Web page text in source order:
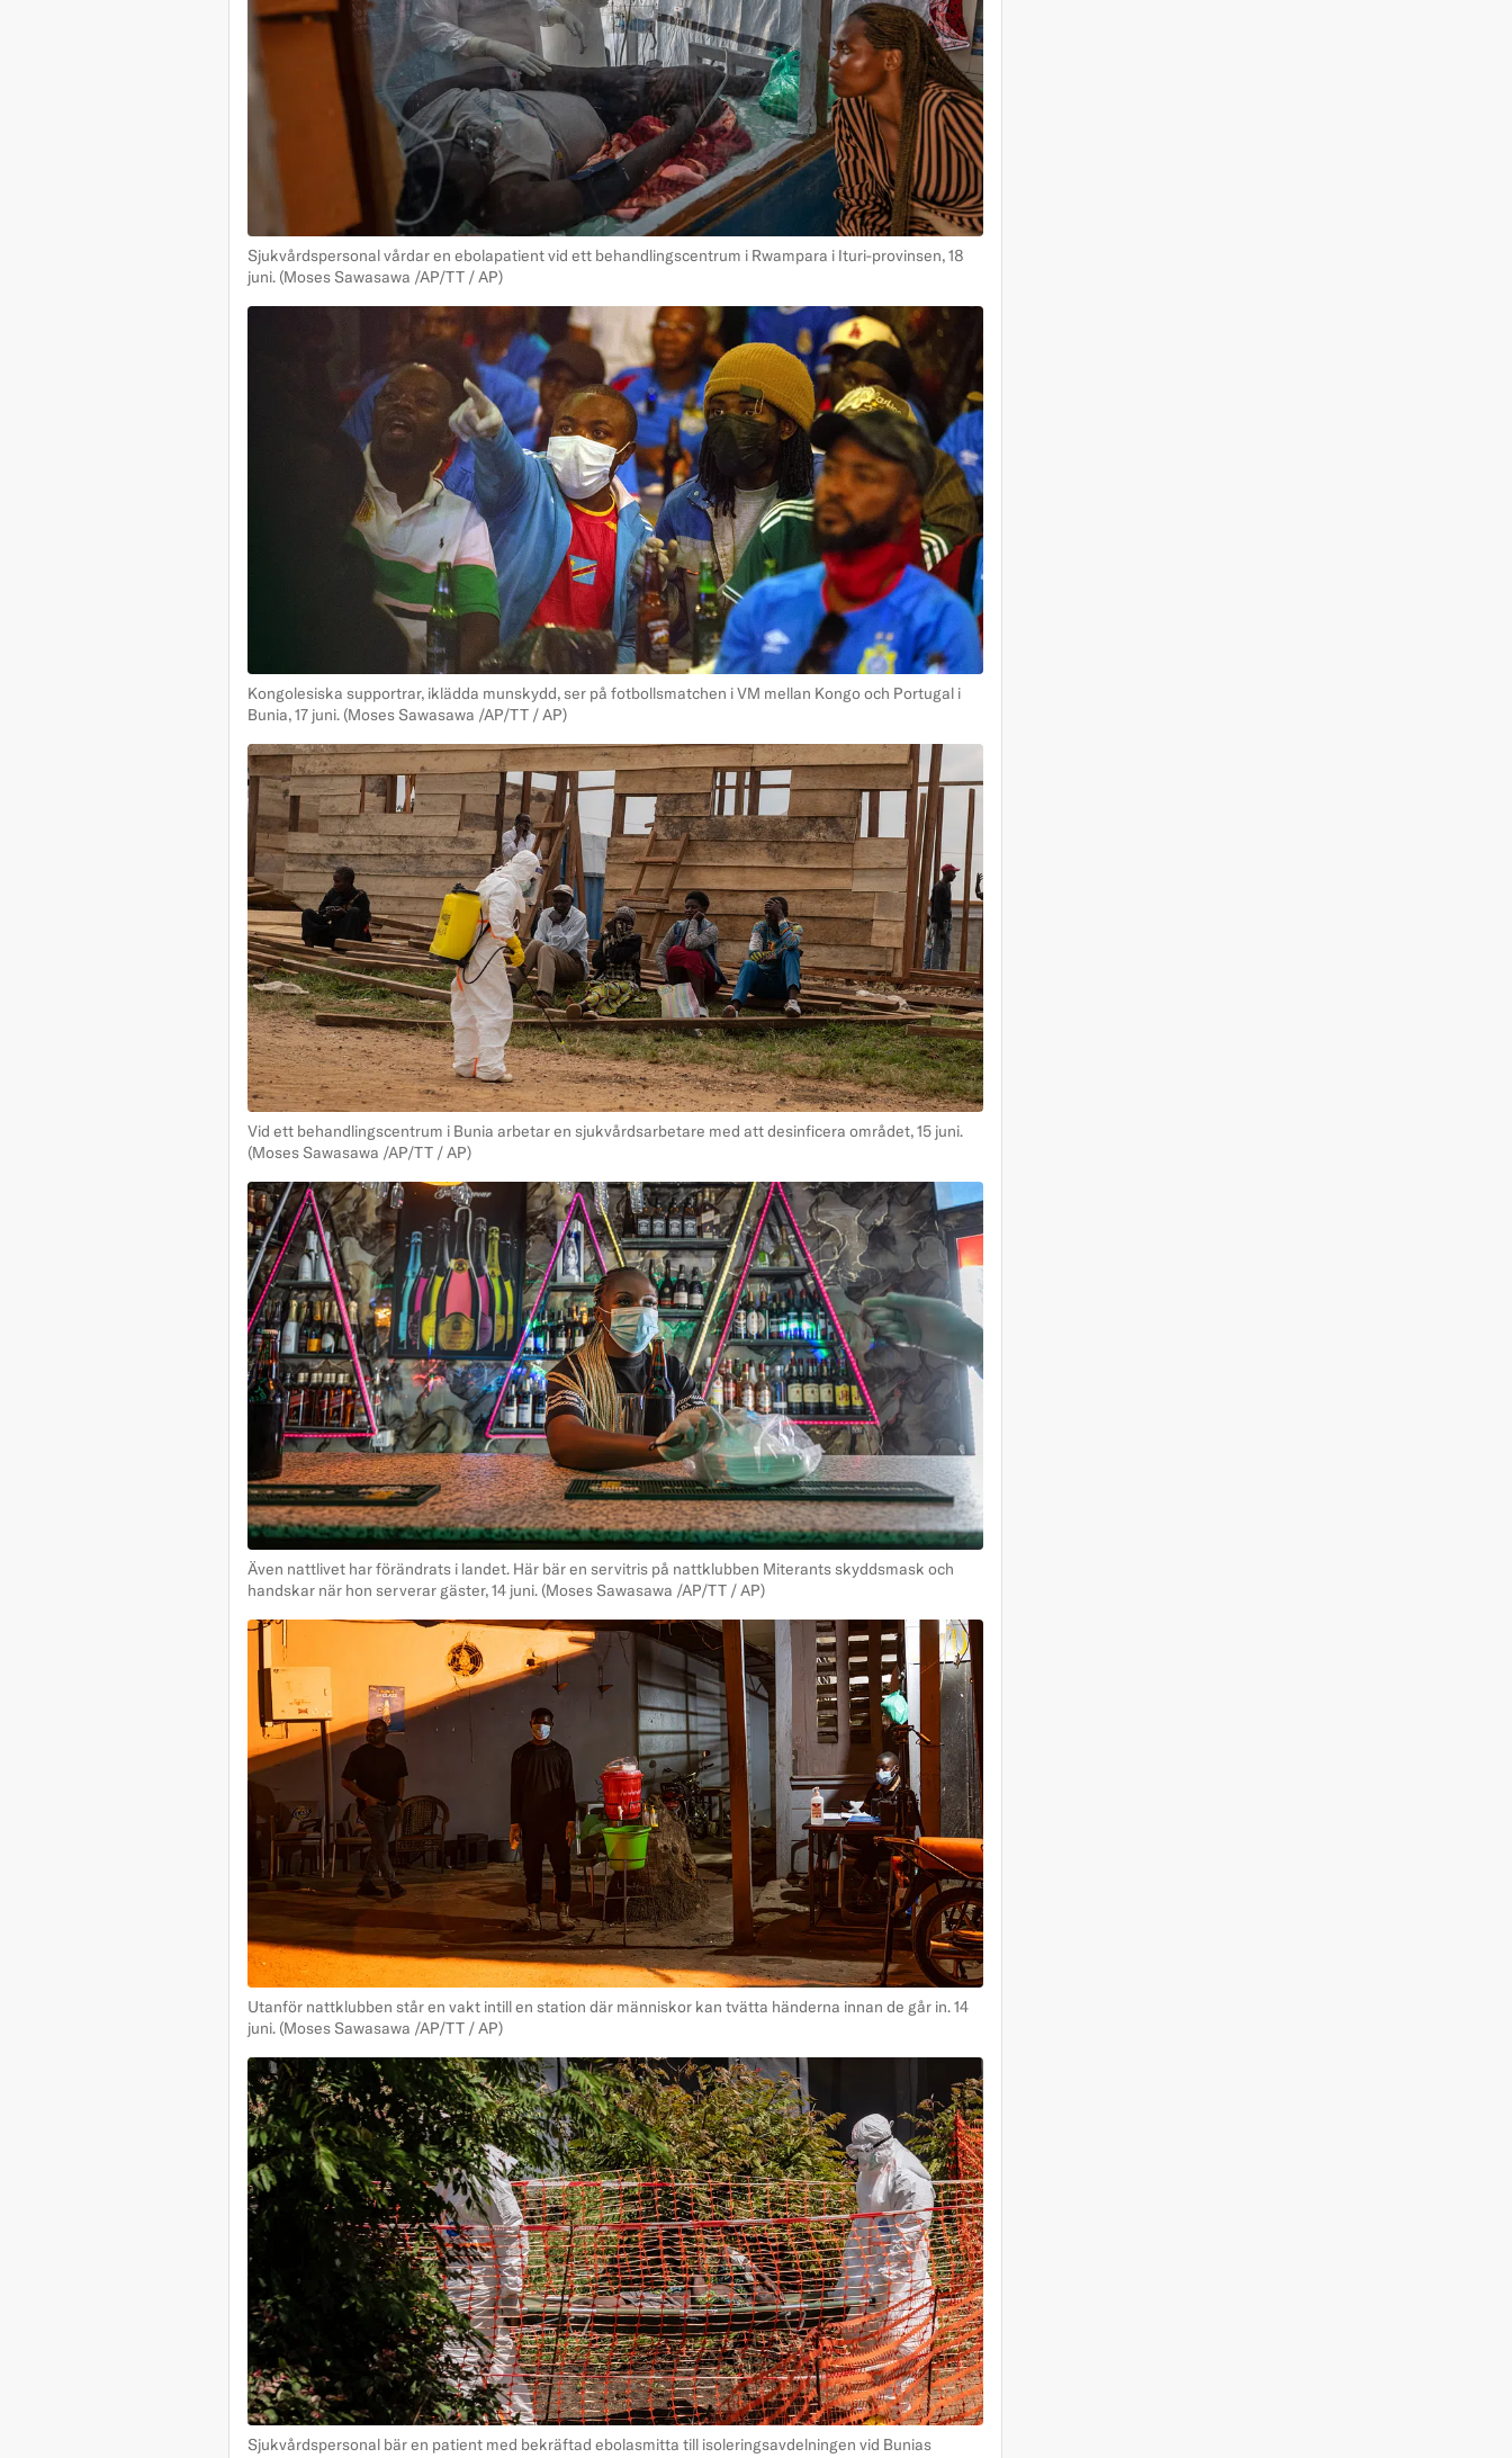
Sjukvårdspersonal vårdar en ebolapatient vid ett behandlingscentrum i Rwampara i Ituri-provinsen, 18
juni. (Moses Sawasawa /AP/TT / AP)
Kongolesiska supportrar, iklädda munskydd, ser på fotbollsmatchen i VM mellan Kongo och Portugal i
Bunia, 17 juni. (Moses Sawasawa /AP/TT / AP)
Vid ett behandlingscentrum i Bunia arbetar en sjukvårdsarbetare med att desinficera området, 15 juni.
(Moses Sawasawa /AP/TT / AP)
Även nattlivet har förändrats i landet. Här bär en servitris på nattklubben Miterants skyddsmask och
handskar när hon serverar gäster, 14 juni. (Moses Sawasawa /AP/TT / AP)
Utanför nattklubben står en vakt intill en station där människor kan tvätta händerna innan de går in. 14
juni. (Moses Sawasawa /AP/TT / AP)
Sjukvårdspersonal bär en patient med bekräftad ebolasmitta till isoleringsavdelningen vid Bunias